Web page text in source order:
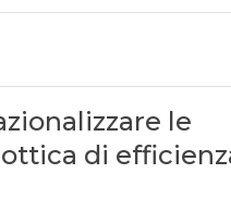
le
di